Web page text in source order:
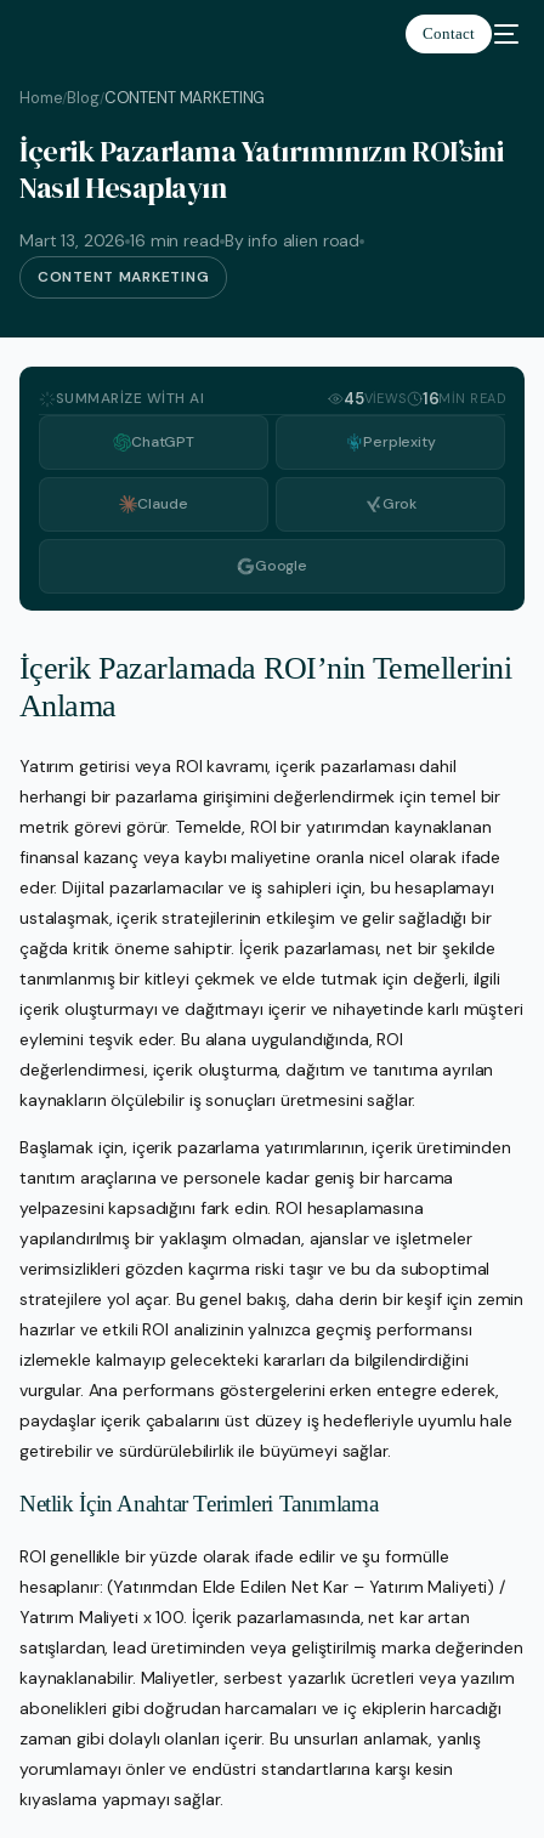
Contact
Home/Blog/CONTENT MARKETING
İçerik Pazarlama Yatırımınızın ROI’sini
Nasıl Hesaplayın
Mart 13, 2026 16 min read By info alien road
CONTENT MARKETING
SUMMARIZE WITH AI 45VIEWS 16MIN READ
ChatGPT Perplexity
Claude Grok
Google
İçerik Pazarlamada ROI’nin Temellerini
Anlama
Yatırım getirisi veya ROI kavramı, içerik pazarlaması dahil
herhangi bir pazarlama girişimini değerlendirmek için temel bir
metrik görevi görür. Temelde, ROI bir yatırımdan kaynaklanan
finansal kazanç veya kaybı maliyetine oranla nicel olarak ifade
eder. Dijital pazarlamacılar ve iş sahipleri için, bu hesaplamayı
ustalaşmak, içerik stratejilerinin etkileşim ve gelir sağladığı bir
çağda kritik öneme sahiptir. İçerik pazarlaması, net bir şekilde
tanımlanmış bir kitleyi çekmek ve elde tutmak için değerli, ilgili
içerik oluşturmayı ve dağıtmayı içerir ve nihayetinde karlı müşteri
eylemini teşvik eder. Bu alana uygulandığında, ROI
değerlendirmesi, içerik oluşturma, dağıtım ve tanıtıma ayrılan
kaynakların ölçülebilir iş sonuçları üretmesini sağlar.
Başlamak için, içerik pazarlama yatırımlarının, içerik üretiminden
tanıtım araçlarına ve personele kadar geniş bir harcama
yelpazesini kapsadığını fark edin. ROI hesaplamasına
yapılandırılmış bir yaklaşım olmadan, ajanslar ve işletmeler
verimsizlikleri gözden kaçırma riski taşır ve bu da suboptimal
stratejilere yol açar. Bu genel bakış, daha derin bir keşif için zemin
hazırlar ve etkili ROI analizinin yalnızca geçmiş performansı
izlemekle kalmayıp gelecekteki kararları da bilgilendirdiğini
vurgular. Ana performans göstergelerini erken entegre ederek,
paydaşlar içerik çabalarını üst düzey iş hedefleriyle uyumlu hale
getirebilir ve sürdürülebilirlik ile büyümeyi sağlar.
Netlik İçin Anahtar Terimleri Tanımlama
ROI genellikle bir yüzde olarak ifade edilir ve şu formülle
hesaplanır: (Yatırımdan Elde Edilen Net Kar – Yatırım Maliyeti) /
Yatırım Maliyeti x 100. İçerik pazarlamasında, net kar artan
satışlardan, lead üretiminden veya geliştirilmiş marka değerinden
kaynaklanabilir. Maliyetler, serbest yazarlık ücretleri veya yazılım
abonelikleri gibi doğrudan harcamaları ve iç ekiplerin harcadığı
zaman gibi dolaylı olanları içerir. Bu unsurları anlamak, yanlış
yorumlamayı önler ve endüstri standartlarına karşı kesin
kıyaslama yapmayı sağlar.